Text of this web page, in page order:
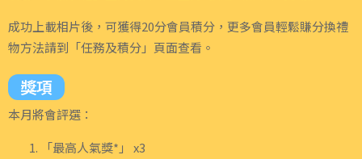
成功上載相片後，可獲得20分會員積分，更多會員輕鬆賺分換禮
物方法請到「任務及積分」頁面查看。
獎項
本月將會評選：
「最高人氣獎*」 x3